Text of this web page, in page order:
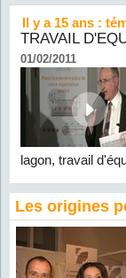
Il y a 15 ans :
TRAVAIL
01/02/2011
lagon, travail
Les origines